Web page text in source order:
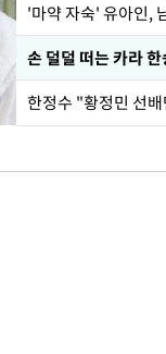
'마약 자숙' 유아인,
손 덜덜 떠는 카라